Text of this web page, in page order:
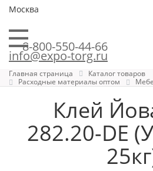
Москва
8-800-550-44-66
info@expo-torg.ru
Главная страница
Каталог товаров
Расходные материалы оптом
Клей
282.20-DE